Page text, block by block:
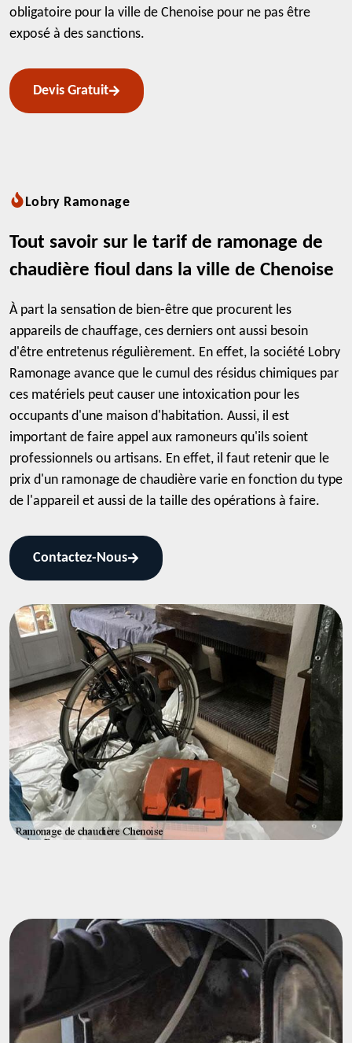
obligatoire pour la ville de Chenoise pour ne pas être
exposé à des sanctions.
Devis Gratuit
Lobry Ramonage
Tout savoir sur le tarif de ramonage de
chaudière fioul dans la ville de Chenoise
À part la sensation de bien-être que procurent les
appareils de chauffage, ces derniers ont aussi besoin
d'être entretenus régulièrement. En effet, la société Lobry
Ramonage avance que le cumul des résidus chimiques par
ces matériels peut causer une intoxication pour les
occupants d'une maison d'habitation. Aussi, il est
important de faire appel aux ramoneurs qu'ils soient
professionnels ou artisans. En effet, il faut retenir que le
prix d'un ramonage de chaudière varie en fonction du type
de l'appareil et aussi de la taille des opérations à faire.
Contactez-Nous